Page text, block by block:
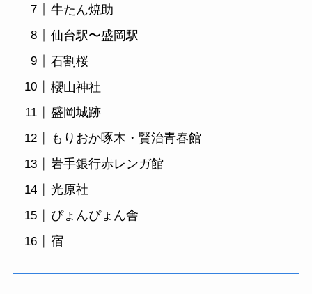
牛たん焼助
仙台駅〜盛岡駅
石割桜
櫻山神社
盛岡城跡
もりおか啄木・賢治青春館
岩手銀行赤レンガ館
光原社
ぴょんぴょん舎
宿